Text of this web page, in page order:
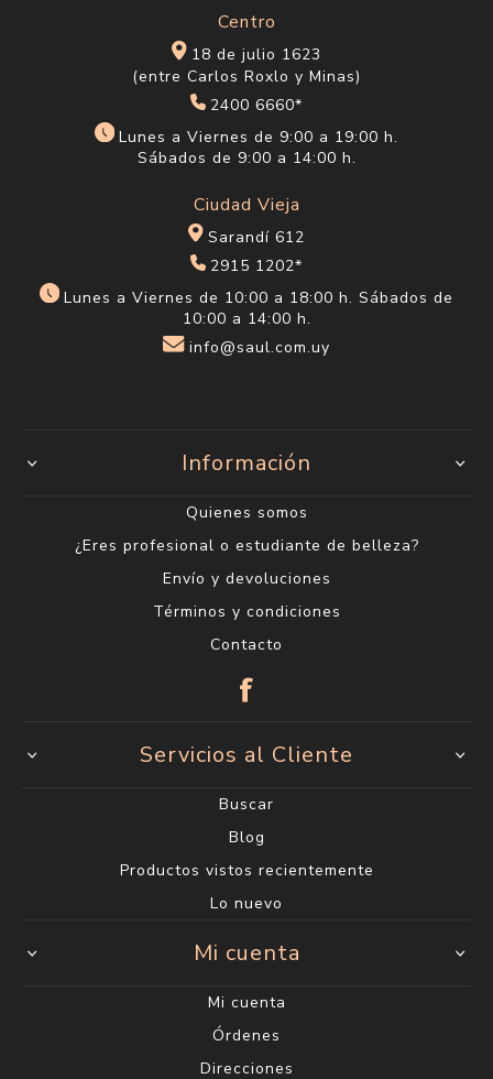
Centro
18 de julio 1623
(entre Carlos Roxlo y Minas)
2400 6660*
Lunes a Viernes de 9:00 a 19:00 h.
Sábados de 9:00 a 14:00 h.
Ciudad Vieja
Sarandí 612
2915 1202*
Lunes a Viernes de 10:00 a 18:00 h. Sábados de
10:00 a 14:00 h.
info@saul.com.uy
Información
Quienes somos
¿Eres profesional o estudiante de belleza?
Envío y devoluciones
Términos y condiciones
Contacto
Servicios al Cliente
Buscar
Blog
Productos vistos recientemente
Lo nuevo
Mi cuenta
Mi cuenta
Órdenes
Direcciones